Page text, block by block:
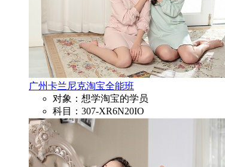
广州卡兰尼克淘宝全能班
对象：想学淘宝的学员
科目：307-XR6N20IO